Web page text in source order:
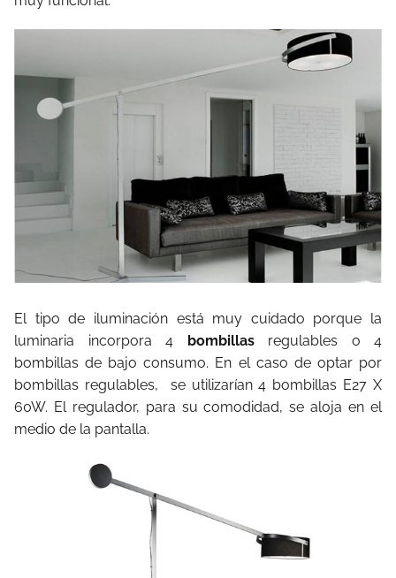
El tipo de iluminación está muy cuidado porque la
luminaria incorpora 4 bombillas regulables o 4
bombillas de bajo consumo. En el caso de optar por
bombillas regulables,
se utilizarían 4 bombillas E27 X
60W. El regulador, para su comodidad, se aloja en el
medio de la pantalla.